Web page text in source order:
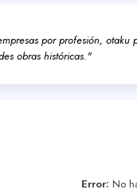
por profesión,
obras históricas."
Error: No